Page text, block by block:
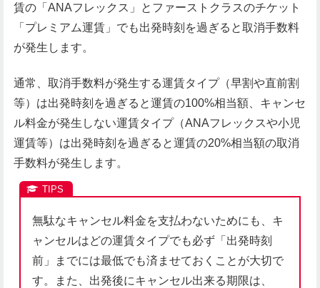
賃の「ANAフレックス」とファーストクラスのチケット
「プレミアム運賃」でも出発時刻を過ぎると取消手数料
が発生します。
通常、取消手数料が発生する運賃タイプ（早割や直前割
等）は出発時刻を過ぎると運賃の100%相当額、キャンセ
ル料金が発生しない運賃タイプ（ANAフレックスや小児
運賃等）は出発時刻を過ぎると運賃の20%相当額の取消
手数料が発生します。
無駄なキャンセル料金を支払わないためにも、キ
ャンセルはどの運賃タイプでも必ず「出発時刻
前」までには最低でも済ませておくことが大切で
す。また、出発後にキャンセル出来る期限は、